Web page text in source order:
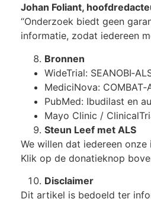
Johan Foliant,
“Onderzoek biedt geen
informatie, zodat iedereen
Bronnen
WideTrial:
MediciNova:
PubMed: Ibudilast en
Mayo Clinic /
Steun Leef met ALS
We willen dat iedereen
Klik op de donatieknop
Disclaimer
Dit artikel is bedoeld ter